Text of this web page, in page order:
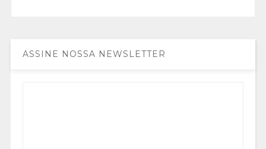
ASSINE NOSSA NEWSLETTER